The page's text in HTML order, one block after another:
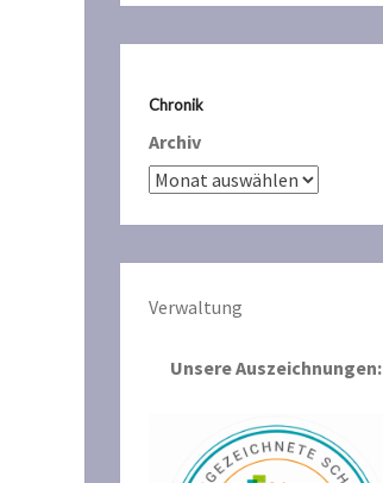
Chronik
Archiv
Verwaltung
Unsere Auszeichnungen: